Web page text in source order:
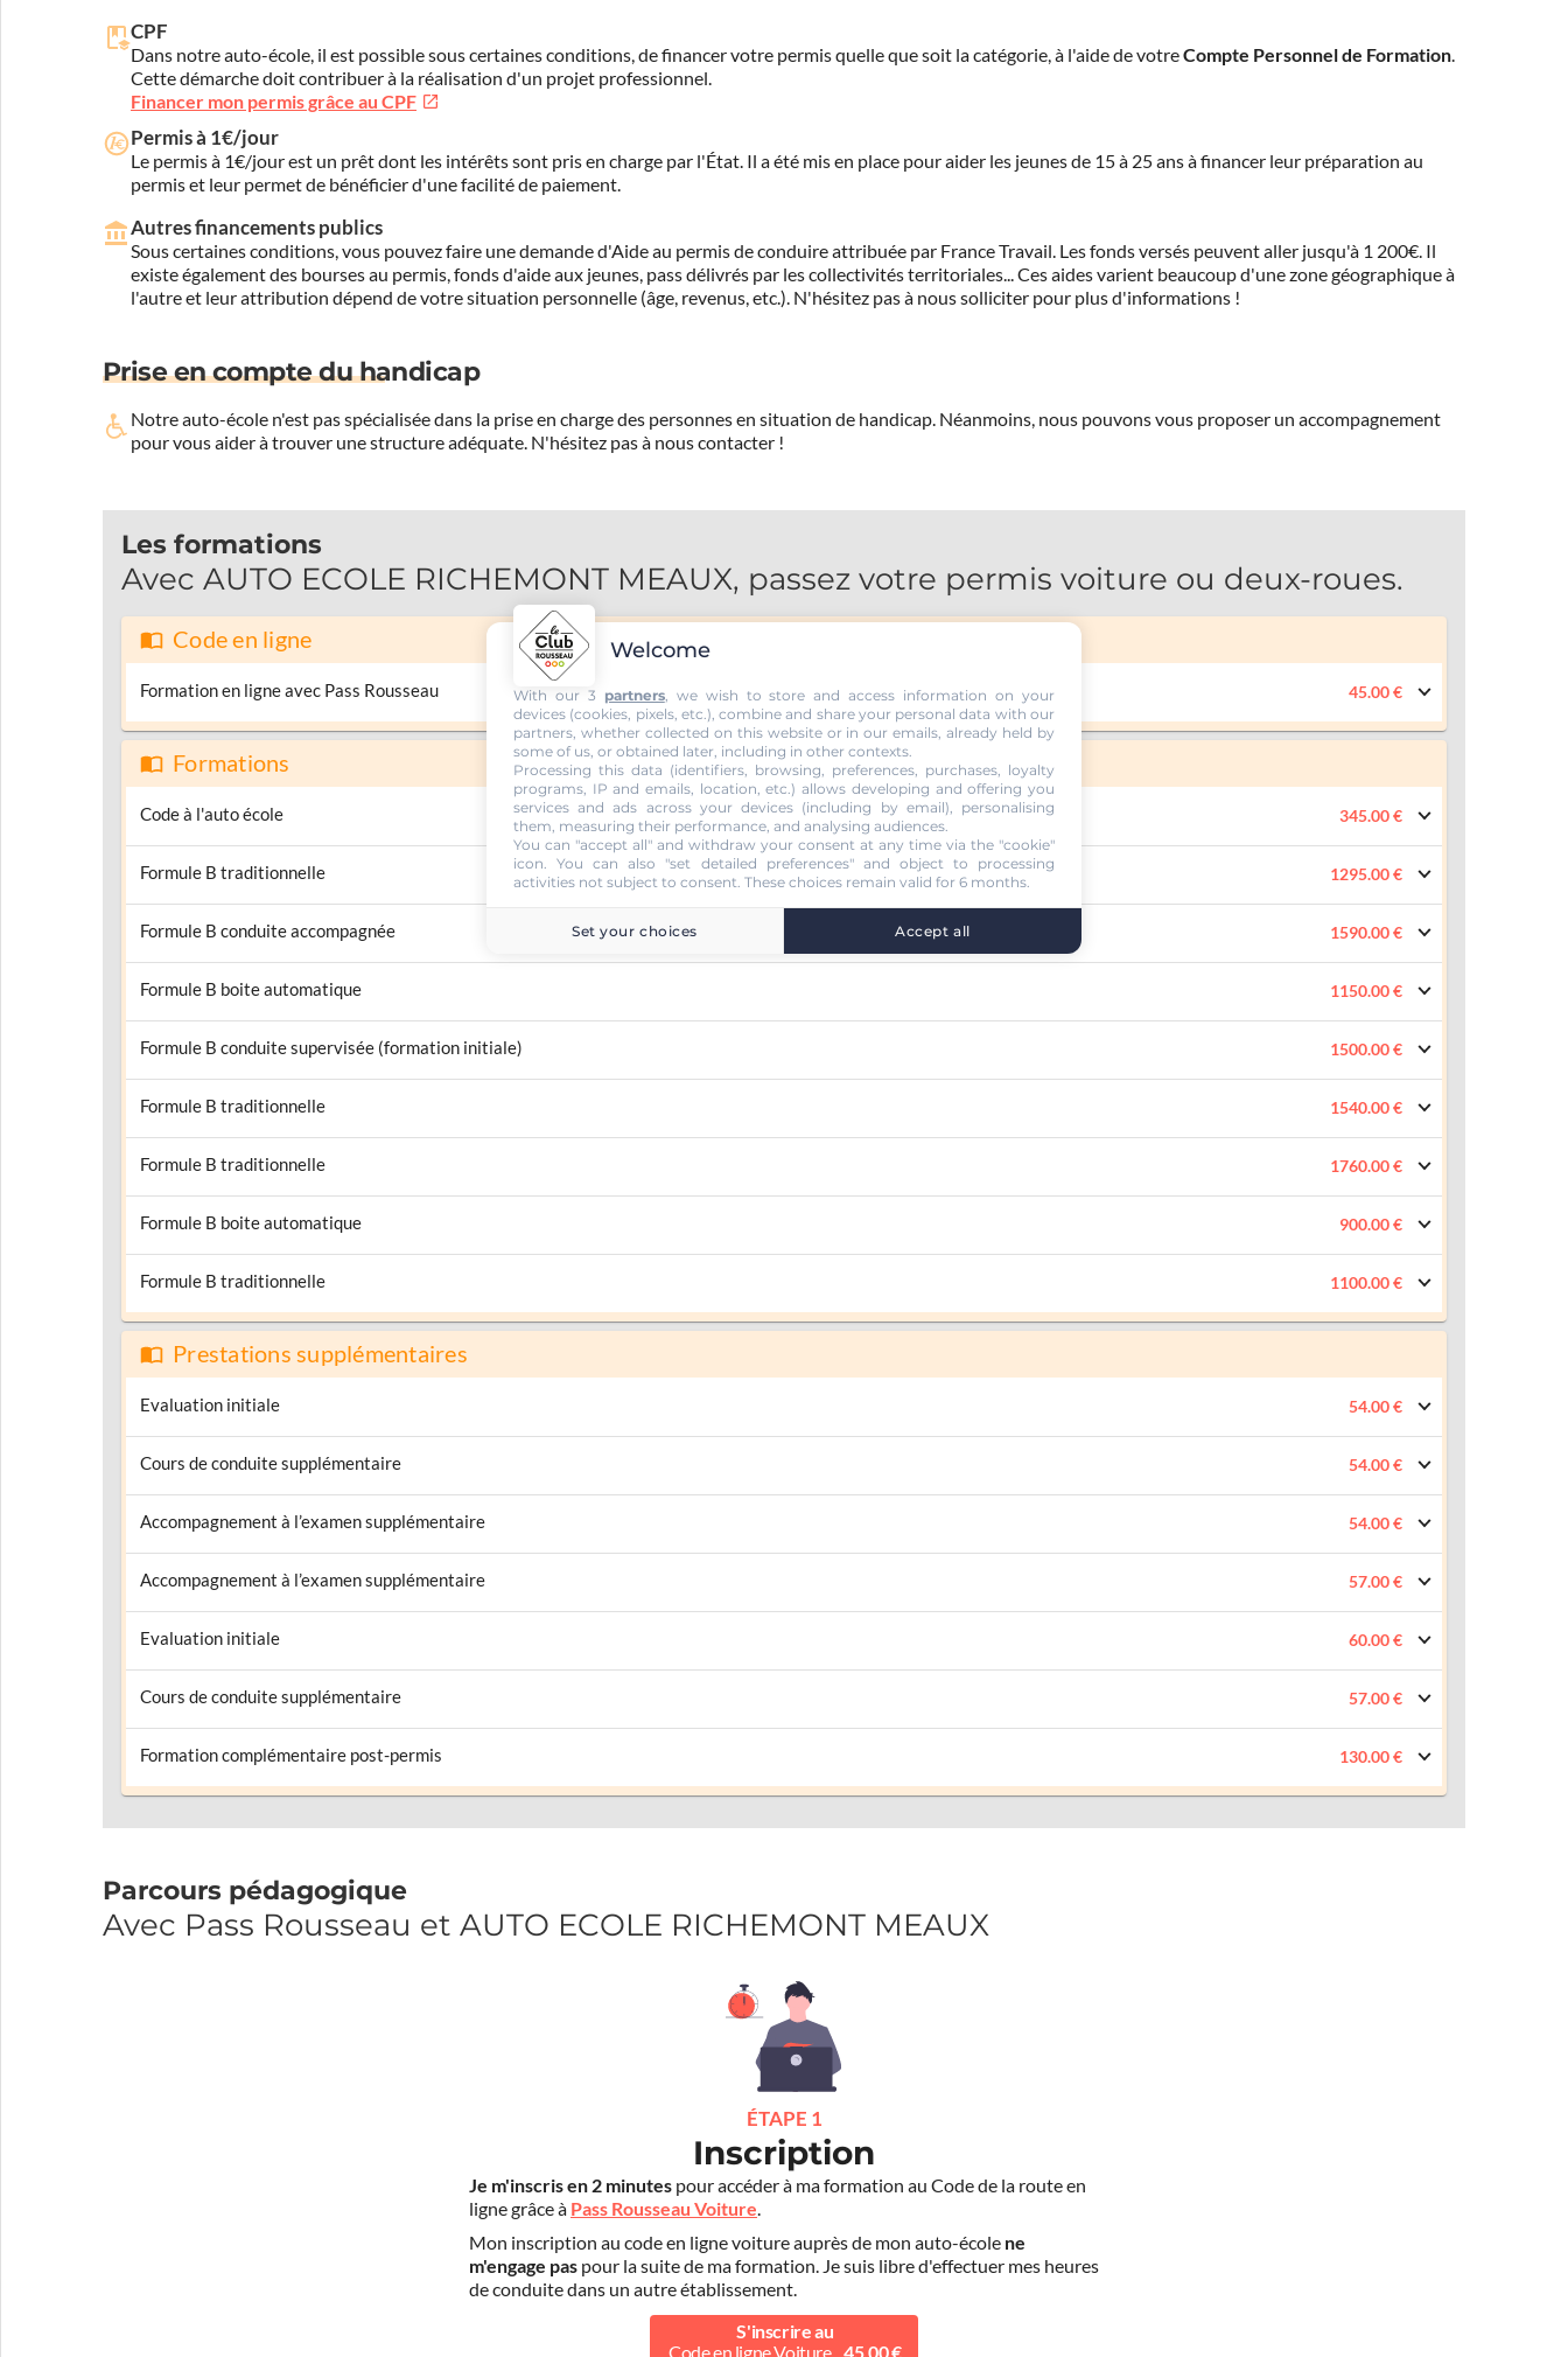
CPF
Dans notre auto-école, il est possible sous certaines conditions, de financer votre permis quelle que soit la catégorie, à l'aide de votreCompte Personnel de Formation.
Cette démarche doit contribuer à la réalisation d'un projet professionnel.
Financer mon permis grâce au CPF
Permis à 1€/jour
Le permis à 1€/jour est un prêt dont les intérêts sont pris en charge par l'État. Il a été mis en place pour aider les jeunes de 15 à 25 ans à financer leur préparation au
permis et leur permet de bénéficier d'une facilité de paiement.
Autres financements publics
Sous certaines conditions, vous pouvez faire une demande d'Aide au permis de conduire attribuée par France Travail. Les fonds versés peuvent aller jusqu'à 1 200€. Il
existe également des bourses au permis, fonds d'aide aux jeunes, pass délivrés par les collectivités territoriales... Ces aides varient beaucoup d'une zone géographique à
l'autre et leur attribution dépend de votre situation personnelle (âge, revenus, etc.). N'hésitez pas à nous solliciter pour plus d'informations !
Prise en compte du handicap
Notre auto-école n'est pas spécialisée dans la prise en charge des personnes en situation de handicap. Néanmoins, nous pouvons vous proposer un accompagnement
pour vous aider à trouver une structure adéquate. N'hésitez pas à nous contacter !
Les formations
Avec AUTO ECOLE RICHEMONT MEAUX, passez votre permis voiture ou deux-roues.
Code en ligne
Formation en ligne avec Pass Rousseau 45.00 €
Formations
Code à l'auto école 345.00 €
Formule B traditionnelle 1295.00 €
Formule B conduite accompagnée 1590.00 €
Formule B boite automatique 1150.00 €
Formule B conduite supervisée (formation initiale) 1500.00 €
Formule B traditionnelle 1540.00 €
Formule B traditionnelle 1760.00 €
Formule B boite automatique 900.00 €
Formule B traditionnelle 1100.00 €
Prestations supplémentaires
Evaluation initiale 54.00 €
Cours de conduite supplémentaire 54.00 €
Accompagnement à l’examen supplémentaire 54.00 €
Accompagnement à l’examen supplémentaire 57.00 €
Evaluation initiale 60.00 €
Cours de conduite supplémentaire 57.00 €
Formation complémentaire post-permis 130.00 €
Parcours pédagogique
Avec Pass Rousseau et AUTO ECOLE RICHEMONT MEAUX
ÉTAPE 1
Inscription
Je m'inscris en 2 minutes pour accéder à ma formation au Code de la route en
ligne grâce à Pass Rousseau Voiture
Mon inscription au code en ligne voiture auprès de mon auto-école ne
m'engage pas pour la suite de ma formation. Je suis libre d'effectuer mes heures
de conduite dans un autre établissement.
S'inscrire au
Code en ligne Voiture 45.00 €
Welcome
With our 3 partners, we wish to store and access information on your
devices (cookies, pixels, etc.), combine and share your personal data with our
partners, whether collected on this website or in our emails, already held by
some of us, or obtained later, including in other contexts.
Processing this data (identifiers, browsing, preferences, purchases, loyalty
programs, IP and emails, location, etc.) allows developing and offering you
services and ads across your devices (including by email), personalising
them, measuring their performance, and analysing audiences.
You can "accept all" and withdraw your consent at any time via the "cookie"
icon. You can also "set detailed preferences" and object to processing
activities not subject to consent. These choices remain valid for 6 months.
Set your choices Accept all